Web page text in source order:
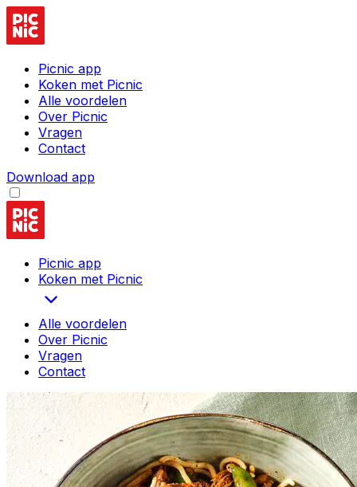
Picnic app
Koken met Picnic
Alle voordelen
Over Picnic
Vragen
Contact
Download app
Picnic app
Koken met Picnic
Alle voordelen
Over Picnic
Vragen
Contact